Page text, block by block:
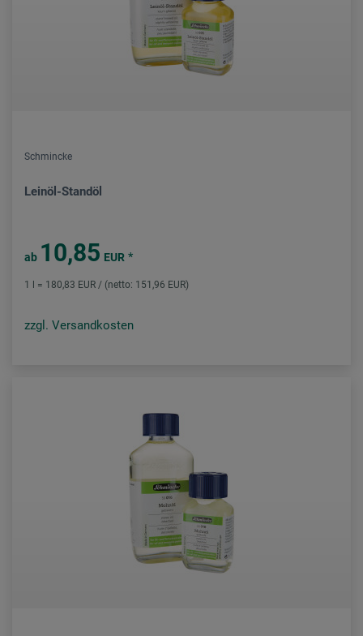
Schmincke
Leinöl-Standöl
ab 10,85 EUR *
1 l = 180,83 EUR / (netto: 151,96 EUR)
zzgl. Versandkosten